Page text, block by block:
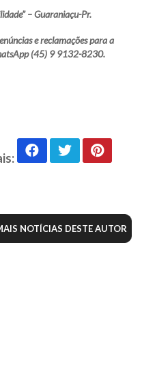
– Guaraniaçu-Pr.
e reclamações para a
(45) 9 9132-8230.
NOTÍCIAS DESTE AUTOR